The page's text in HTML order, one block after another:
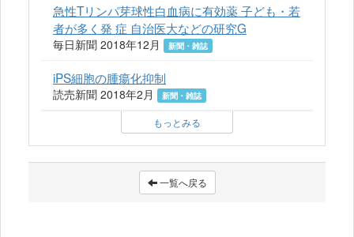
急性Tリンパ芽球性白血病に有効薬 子ども・若
者が多く発 症 自治医大などの研究G
毎日新聞 2018年12月 新聞・雑誌
iPS細胞の腫瘍化抑制
読売新聞 2018年2月 新聞・雑誌
もっとみる
一覧へ戻る